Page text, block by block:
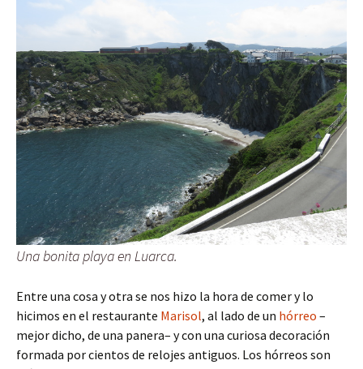
Una bonita playa en Luarca.
Entre una cosa y otra se nos hizo la hora de comer y lo
hicimos en el restaurante Marisol, al lado de un hórreo –
mejor dicho, de una panera– y con una curiosa decoración
formada por cientos de relojes antiguos. Los hórreos son